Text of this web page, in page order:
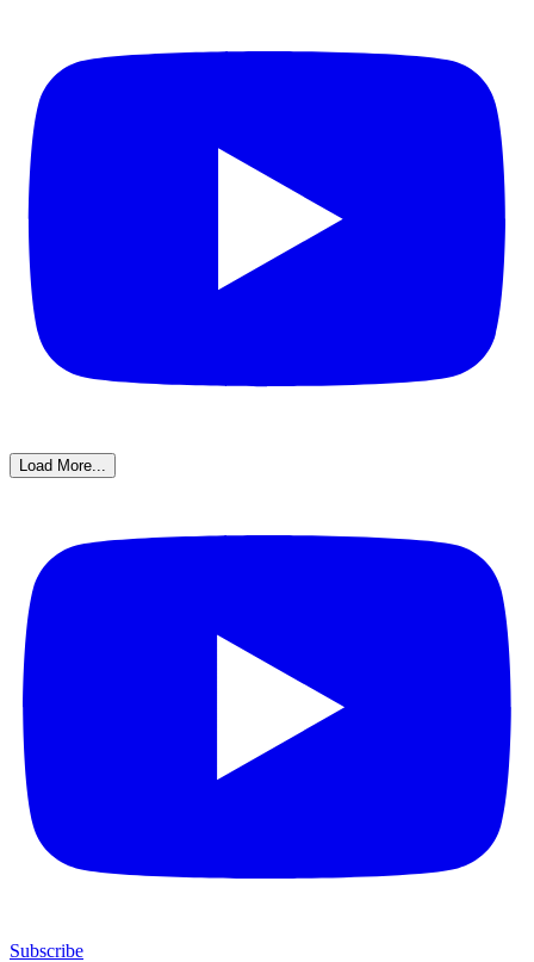
Load More...
Subscribe